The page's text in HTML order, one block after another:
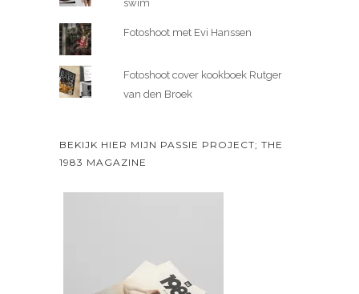
swim
Fotoshoot met Evi Hanssen
Fotoshoot cover kookboek Rutger
van den Broek
BEKIJK HIER MIJN PASSIE PROJECT; THE
1983 MAGAZINE